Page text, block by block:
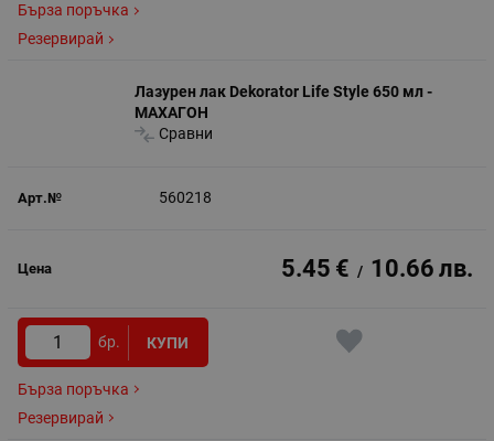
Бърза поръчка
Резервирай
560218
Лазурен лак Dekorator Life Style 650 мл -
МАХАГОН
Сравни
5.45 € / 10.66лв.
бр. КУПИ
Бърза поръчка
Резервирай